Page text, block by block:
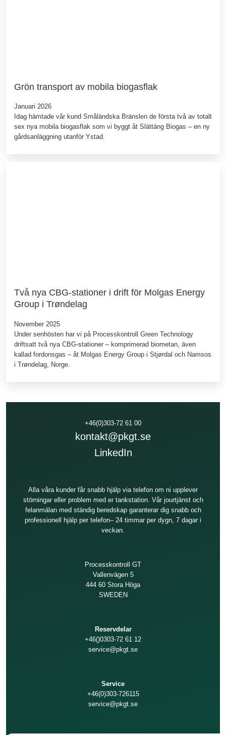
Grön transport av mobila biogasflak
Januari 2026
Idag hämtade vår kund Småländska Bränslen de första två av totalt
sex nya mobila biogasflak som vi byggt åt Slättäng Biogas – en ny
gårdsanläggning utanför Ystad.
Två nya CBG-stationer i drift för Molgas Energy
Group i Trøndelag
November 2025
Under senhösten har vi på Processkontroll Green Technology
driftsatt två nya CBG‑stationer – komprimerad biometan, även
kallad fordonsgas – åt Molgas Energy Group i Stjørdal och Namsos
i Trøndelag, Norge.
+46(0)303-72 61 00
kontakt@pkgt.se
LinkedIn
Alla våra kunder får snabb hjälp via telefon om ni upplever
störningar eller problem med er tankstation. Vår jourtjänst och
felanmälan med ständig beredskap garanterar dig snabb och
professionell hjälp per telefon– 24 timmar per dygn, 7 dagar i
veckan.
Processkontroll GT
Vallenvägen 5
444 60 Stora Höga
SWEDEN
Reservdelar
+46()0303-72 61 12
service@pkgt.se
Service
+46(0)303-726115
service@pkgt.se